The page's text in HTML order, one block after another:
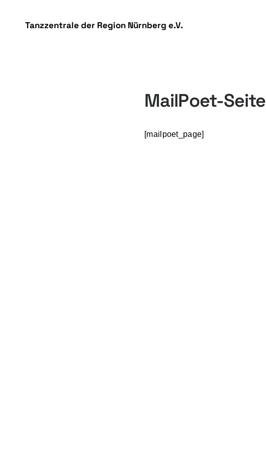
Tanzzentrale der Region Nürnberg e.V.
MailPoet-Seite
[mailpoet_page]